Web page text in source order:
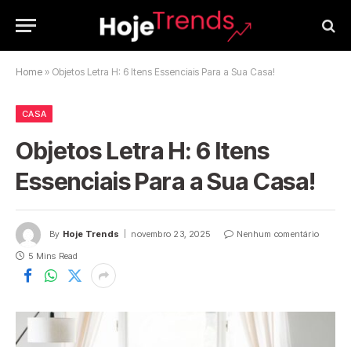
Home » Objetos Letra H: 6 Itens Essenciais Para a Sua Casa!
CASA
Objetos Letra H: 6 Itens
Essenciais Para a Sua Casa!
By Hoje Trends novembro 23, 2025
Nenhum comentário
5 Mins Read